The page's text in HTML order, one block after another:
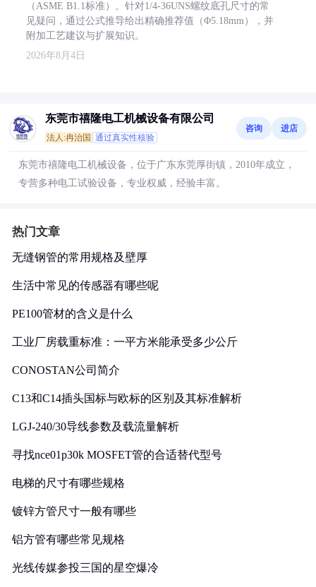
（ASME B1.1标准）。针对1/4-36UNS螺纹底孔尺寸的常
见疑问，通过公式推导给出精确推荐值（Φ5.18mm），并
附加工艺建议与扩展知识。
2026年8月4日
东莞市禧隆电工机械设备有限公司
法人:冉治国 通过真实性核验
咨询 进店
东莞市禧隆电工机械设备，位于广东东莞厚街镇，2010年成立，
专营多种电工试验设备，专业权威，经验丰富。
热门文章
无缝钢管的常用规格及壁厚
生活中常见的传感器有哪些呢
PE100管材的含义是什么
工业厂房载重标准：一平方米能承受多少公斤
CONOSTAN公司简介
C13和C14插头国标与欧标的区别及其标准解析
LGJ-240/30导线参数及载流量解析
寻找nce01p30k MOSFET管的合适替代型号
电梯的尺寸有哪些规格
镀锌方管尺寸一般有哪些
铝方管有哪些常见规格
光线传媒参投三国的星空爆冷